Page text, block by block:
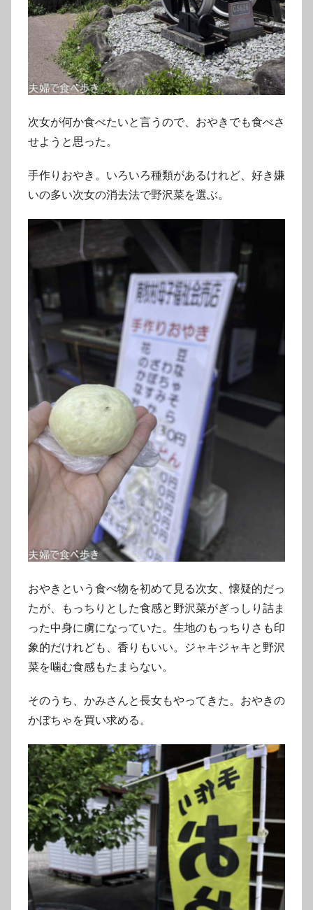
次女が何か食べたいと言うので、おやきでも食べさ
せようと思った。
手作りおやき。いろいろ種類があるけれど、好き嫌
いの多い次女の消去法で野沢菜を選ぶ。
おやきという食べ物を初めて見る次女、懐疑的だっ
たが、もっちりとした食感と野沢菜がぎっしり詰ま
った中身に虜になっていた。生地のもっちりさも印
象的だけれども、香りもいい。ジャキジャキと野沢
菜を噛む食感もたまらない。
そのうち、かみさんと長女もやってきた。おやきの
かぼちゃを買い求める。